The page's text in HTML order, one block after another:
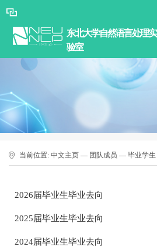
东北大学自然语言处理实
验室
当前位置: 中文主页 — 团队成员 — 毕业学生
2026届毕业生毕业去向
2025届毕业生毕业去向
2024届毕业生毕业去向